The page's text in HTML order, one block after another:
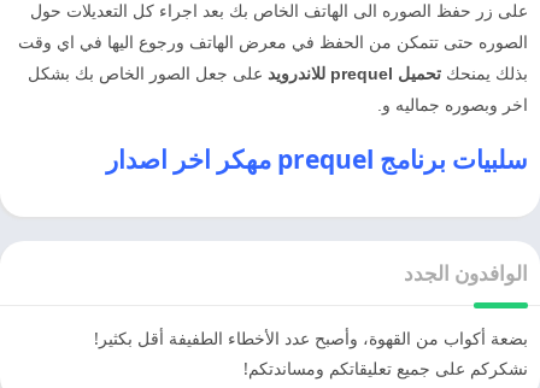
على زر حفظ الصوره الى الهاتف الخاص بك بعد اجراء كل التعديلات حول
الصوره حتى تتمكن من الحفظ في معرض الهاتف ورجوع اليها في اي وقت
بذلك يمنحك تحميل prequel للاندرويد
على جعل الصور الخاص بك بشكل
اخر وبصوره جماليه و.
سلبيات برنامج prequel مهكر اخر اصدار
الوافدون الجدد
بضعة أكواب من القهوة، وأصبح عدد الأخطاء الطفيفة أقل بكثير!
نشكركم على جميع تعليقاتكم ومساندتكم!